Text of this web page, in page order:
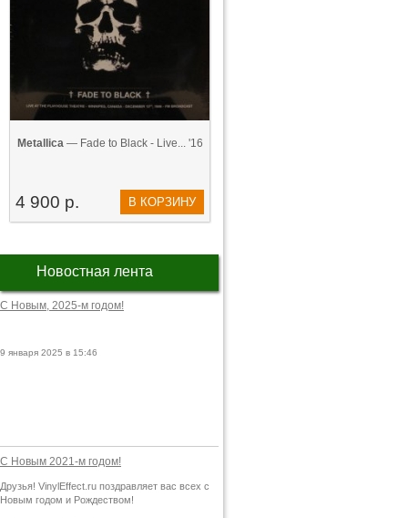
Metallica— Fade to Black - Live... '16
4 900 р. В КОРЗИНУ
Новостная лента
С Новым, 2025-м годом!
9 января 2025 в 15:46
С Новым 2021-м годом!
Друзья! VinylEffect.ru поздравляет вас всех с
Новым годом и Рождеством!